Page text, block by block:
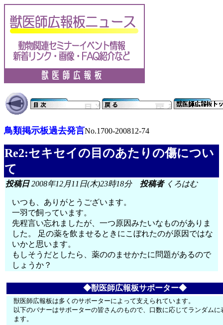
鳥類掲示板過去発言No.1700-200812-74
Re2:セキセイの目のあたりの傷につい
て
投稿日2008年12月11日(木)23時18分 投稿者くろはむ
いつも、ありがとうございます。
一羽で飼っています。
先程言い忘れましたが、一つ原因みたいなものがありま
した。 足の薬を飲ませるときにこぼれたのが原因ではな
いかと思います。
もしそうだとしたら、薬ののませかたに問題があるので
しょうか？
◆獣医師広報板サポーター◆
獣医師広報板は多くのサポーターによって支えられています。
以下のバナーはサポーターの皆さんのもので、口数に応じてランダムに
ます。